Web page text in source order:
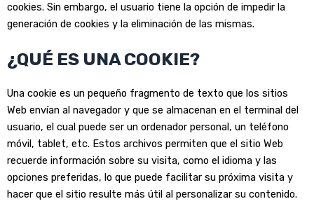
cookies. Sin embargo, el usuario tiene la opción de impedir la
generación de cookies y la eliminación de las mismas.
¿QUÉ ES UNA COOKIE?
Una cookie es un pequeño fragmento de texto que los sitios
Web envían al navegador y que se almacenan en el terminal del
usuario, el cual puede ser un ordenador personal, un teléfono
móvil, tablet, etc. Estos archivos permiten que el sitio Web
recuerde información sobre su visita, como el idioma y las
opciones preferidas, lo que puede facilitar su próxima visita y
hacer que el sitio resulte más útil al personalizar su contenido.